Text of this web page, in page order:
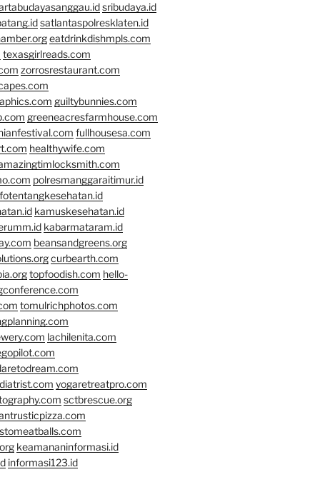
sribudaya.id
satlantaspolresklaten.id
eatdrinkdishmpls.com
texasgirlreads.com
zorrosrestaurant.com
guiltybunnies.com
greeneacresfarmhouse.com
fullhousesa.com
healthywife.com
polresmanggaraitimur.id
kamuskesehatan.id
kabarmataram.id
beansandgreens.org
curbearth.com
topfoodish.com hello-
tomulrichphotos.com
lachilenita.com
yogaretreatpro.com
sctbrescue.org
keamananinformasi.id
informasi123.id